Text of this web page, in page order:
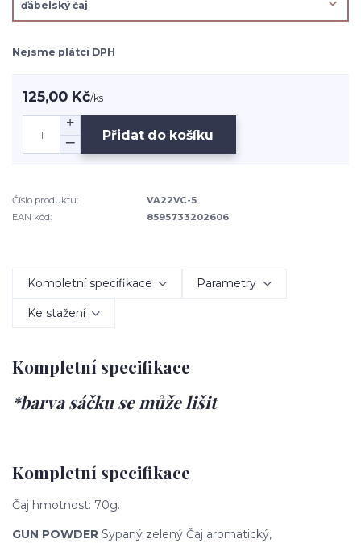
Nejsme plátci DPH
125,00 Kč/ks
Přidat do košíku
Číslo produktu:
VA22VC-5
EAN kód:
8595733202606
Kompletní specifikace Parametry
Ke stažení
Kompletní specifikace
*barva sáčku se může lišit
Kompletní specifikace
Čaj hmotnost: 70g.
GUN POWDER Sypaný zelený Čaj aromatický,